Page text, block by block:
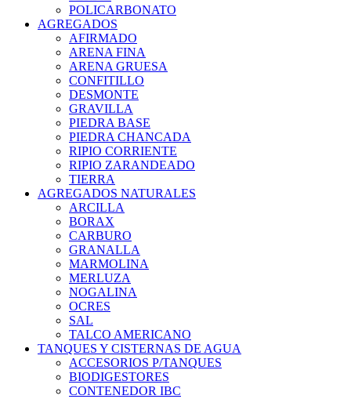
POLICARBONATO
AGREGADOS
AFIRMADO
ARENA FINA
ARENA GRUESA
CONFITILLO
DESMONTE
GRAVILLA
PIEDRA BASE
PIEDRA CHANCADA
RIPIO CORRIENTE
RIPIO ZARANDEADO
TIERRA
AGREGADOS NATURALES
ARCILLA
BORAX
CARBURO
GRANALLA
MARMOLINA
MERLUZA
NOGALINA
OCRES
SAL
TALCO AMERICANO
TANQUES Y CISTERNAS DE AGUA
ACCESORIOS P/TANQUES
BIODIGESTORES
CONTENEDOR IBC